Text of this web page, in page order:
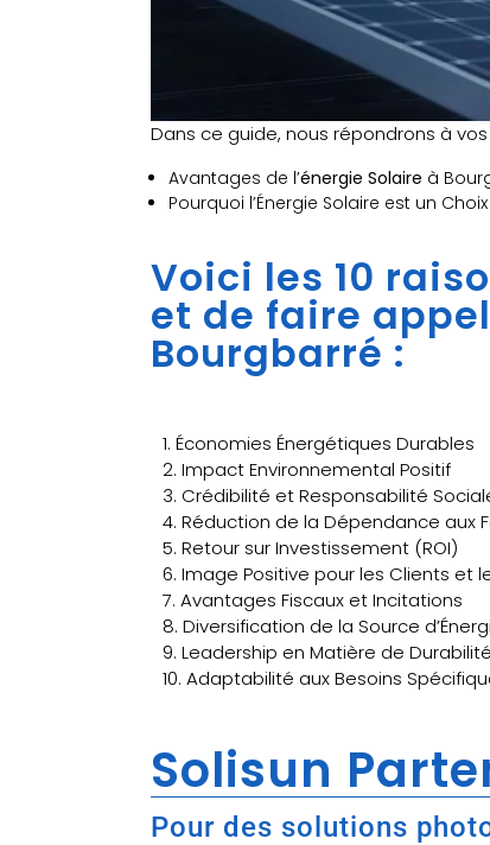
Dans ce guide, nous répondrons à
Avantages de l’énergie Solaire à
Pourquoi l’Énergie Solaire est un
Voici les 10
et de faire
Bourgbarré :
1. Économies Énergétiques Durables
2. Impact Environnemental Positif
3. Crédibilité et Responsabilité
4. Réduction de la Dépendance aux
5. Retour sur Investissement (ROI)
6. Image Positive pour les Clients et
7. Avantages Fiscaux et Incitations
8. Diversification de la Source
9. Leadership en Matière de Durabilité
10. Adaptabilité aux Besoins
Solisun
Pour des solutions